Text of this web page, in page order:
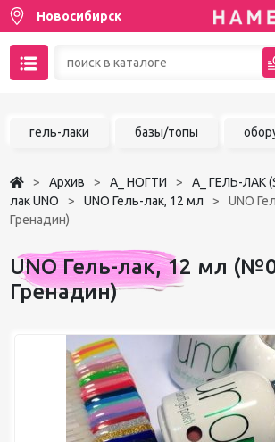
Новосибирск
Чат в MAX
Избранное
гель-лаки базы/топы
Архив А_ НОГТИ А_ ГЕЛЬ-ЛАК
лак UNO
UNO Гель-лак, 12 мл
UNO
Гренадин)
UNO Гель-лак, 12 мл
Гренадин)